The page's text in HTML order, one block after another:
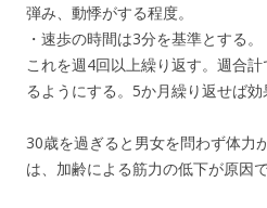
弾み、動悸がする程度。
・速歩の時間は3分を基準とする。
これを週4回以上繰り返す。週合
るようにする。5か月繰り返せば効
30歳を過ぎると男女を問わず体力
は、加齢による筋力の低下が原因